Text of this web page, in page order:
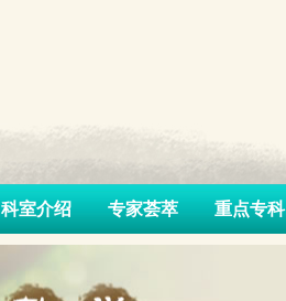
科室介绍 专家荟萃 重点专科